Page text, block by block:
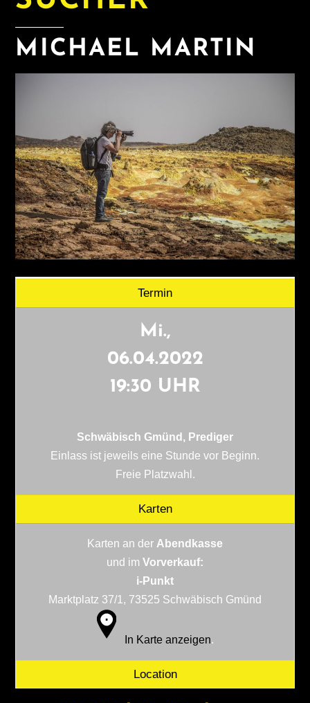
MICHAEL MARTIN
Termin
Mi.,
06.04.2022
19:30 UHR
Schwäbisch Gmünd, Prediger
Einlass ist jeweils eine Stunde vor Beginn.
Freie Platzwahl.
Karten
Karten an der Abendkasse
und im Vorverkauf:
i-Punkt
Marktplatz 37/1, 73525 Schwäbisch Gmünd
In Karte anzeigen.
Location